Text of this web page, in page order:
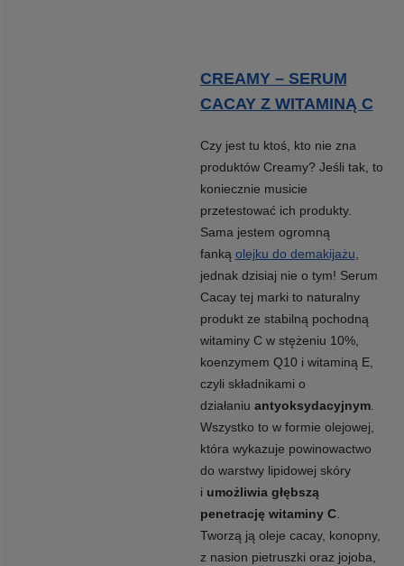
CREAMY – SERUM
CACAY Z WITAMINĄ C
Czy jest tu ktoś, kto nie zna
produktów Creamy? Jeśli tak, to
koniecznie musicie
przetestować ich produkty.
Sama jestem ogromną
fanką olejku do demakijażu,
jednak dzisiaj nie o tym! Serum
Cacay tej marki to naturalny
produkt ze stabilną pochodną
witaminy C w stężeniu 10%,
koenzymem Q10 i witaminą E,
czyli składnikami o
działaniu antyoksydacyjnym.
Wszystko to w formie olejowej,
która wykazuje powinowactwo
do warstwy lipidowej skóry
i umożliwia głębszą
penetrację witaminy C.
Tworzą ją oleje cacay, konopny,
z nasion pietruszki oraz jojoba,